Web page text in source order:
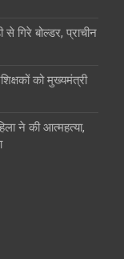
गिरे बोल्डर, प्राचीन
को मुख्यमंत्री
ने की आत्महत्या,